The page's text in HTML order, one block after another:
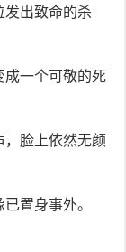
发出致命的杀
成一个可敬的死
，脸上依然无颜
置身事外。